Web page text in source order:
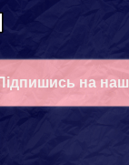
на наш
Facebook